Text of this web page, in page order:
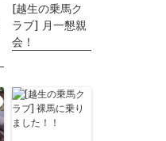
[越生の乗馬ク
ラブ] 月一懇親
会！